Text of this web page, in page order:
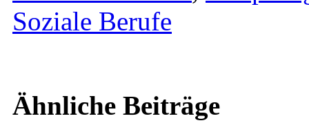
Soziale Berufe
Ähnliche Beiträge